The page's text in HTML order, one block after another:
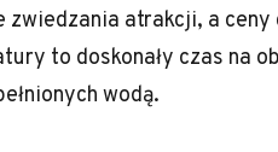
atrakcji, a
to doskonały czas na
wodą.